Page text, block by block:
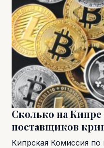
Сколько на
поставщиков
Кипрская Комиссия